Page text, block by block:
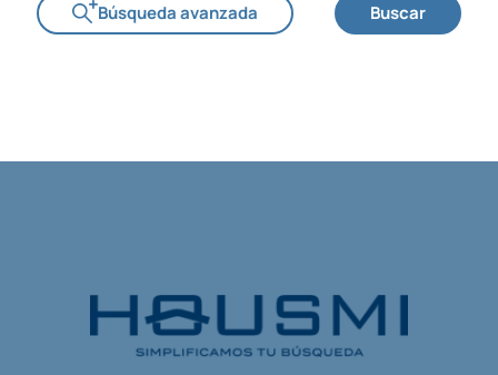
Búsqueda avanzada Buscar